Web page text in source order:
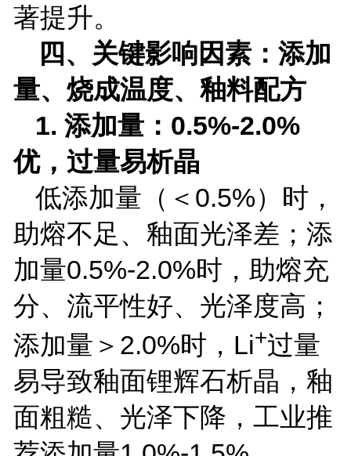
著提升。
四、关键影响因素：添加
量、烧成温度、釉料配方
1.添加量： 0.5%-2.0%
优，过量易析晶
低添加量（＜ 0.5%）时，
助熔不足、釉面光泽差；添
加量0.5%-2.0%时，助熔充
分、流平性好、光泽度高；
添加量＞ 2.0%时， Li+过量
易导致釉面锂辉石析晶，釉
面粗糙、光泽下降，工业推